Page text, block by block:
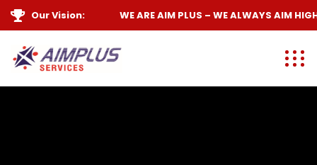
Our Vision: WE AREAIM PLUS– WE ALWAYSAIM HIGH